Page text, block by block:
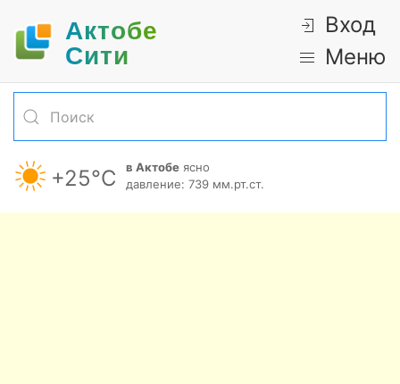
Актобе
Cити
Вход
Меню
+25°С в Актобе ясно
давление: 739 мм.рт.ст.